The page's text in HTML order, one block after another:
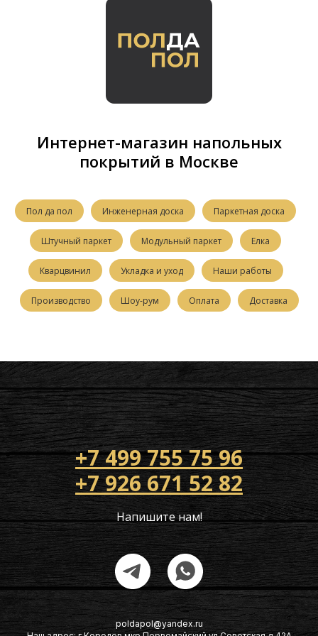
Интернет-магазин напольных
покрытий в Москве
Пол да пол Инженерная доска Паркетная доска
Штучный паркет Модульный паркет Елка
Кварцвинил Укладка и уход Наши работы
Производство Шоу-рум Оплата Доставка
+7 499 755 75 96
+7 926 671 52 82
Напишите нам!
poldapol@yandex.ru